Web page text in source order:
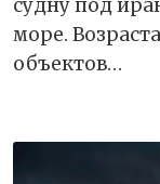
судну под
море.
объектов…